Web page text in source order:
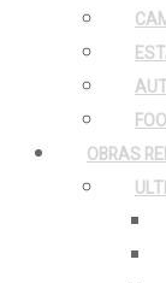
OBRAS